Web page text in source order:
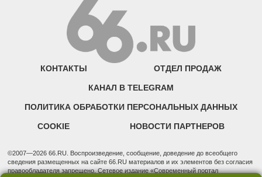
КОНТАКТЫ ОТДЕЛ ПРОДАЖ
КАНАЛ В TELEGRAM
ПОЛИТИКА ОБРАБОТКИ ПЕРСОНАЛЬНЫХ ДАННЫХ
COOKIE НОВОСТИ ПАРТНЕРОВ
©2007—2026 66.RU. Воспроизведение, сообщение, доведение до всеобщего
сведения размещенных на сайте 66.RU материалов и их элементов без согласия
правообладателя запрещено. Сетевое издание «Современный портал